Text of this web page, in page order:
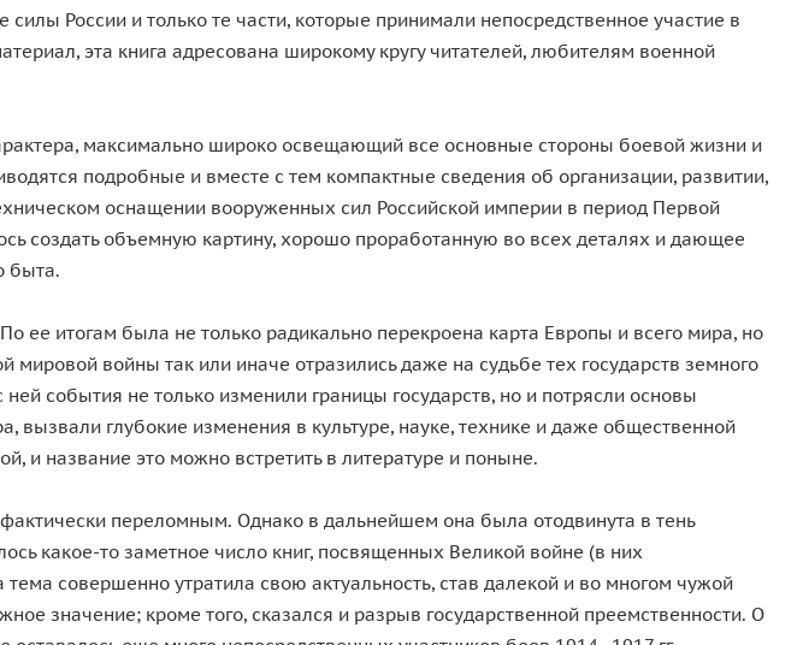
России и только те части, которые принимали непосредственное участие в
эта книга адресована широкому кругу читателей, любителям военной
максимально широко освещающий все основные стороны боевой жизни и
подробные и вместе с тем компактные сведения об организации, развитии,
оснащении вооруженных сил Российской империи в период Первой
создать объемную картину, хорошо проработанную во всех деталях и дающее
быта.
итогам была не только радикально перекроена карта Европы и всего мира, но
войны так или иначе отразились даже на судьбе тех государств земного
события не только изменили границы государств, но и потрясли основы
вызвали глубокие изменения в культуре, науке, технике и даже общественной
и название это можно встретить в литературе и поныне.
переломным. Однако в дальнейшем она была отодвинута в тень
какое-то заметное число книг, посвященных Великой войне (в них
совершенно утратила свою актуальность, став далекой и во многом чужой
значение; кроме того, сказался и разрыв государственной преемственности. О